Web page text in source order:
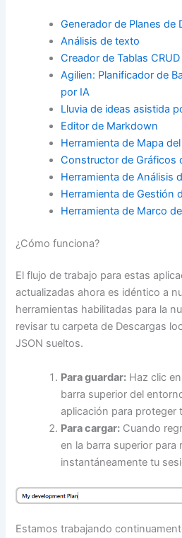
Generador de Planes de
Análisis de texto
Creador de Tablas
Agilien: Planificador de
por IA
Lluvia de ideas asistida
Editor de Markdown
Herramienta de Mapa
Constructor de Gráficos
Herramienta de Análisis
Herramienta de Gestión
Herramienta de Marco
¿Cómo funciona?
El flujo de trabajo para estas
actualizadas ahora es idéntico a
herramientas habilitadas para la
revisar tu carpeta de Descargas
JSON sueltos.
Para guardar: Haz clic
barra superior del
aplicación para proteger
Para cargar: Cuando
en la barra superior para
instantáneamente tu
Estamos trabajando